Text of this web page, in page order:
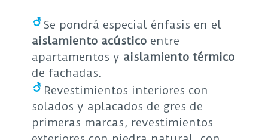
Se pondrá especial énfasis en el
aislamiento acústico entre
apartamentos y aislamiento térmico
de fachadas.
Revestimientos interiores con
solados y aplacados de gres de
primeras marcas, revestimientos